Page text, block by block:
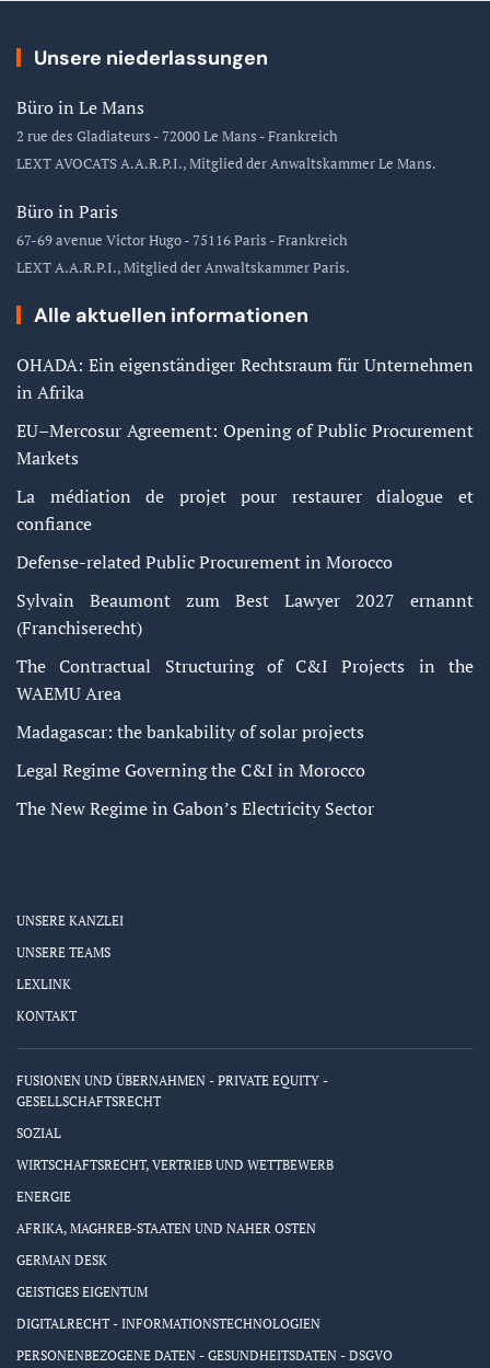
Unsere niederlassungen
Büro in Le Mans
2 rue des Gladiateurs - 72000 Le Mans - Frankreich
LEXT AVOCATS A.A.R.P.I., Mitglied der Anwaltskammer Le Mans.
Büro in Paris
67-69 avenue Victor Hugo - 75116 Paris - Frankreich
LEXT A.A.R.P.I., Mitglied der Anwaltskammer Paris.
Alle aktuellen informationen
OHADA: Ein eigenständiger Rechtsraum für Unternehmen
in Afrika
EU–Mercosur Agreement: Opening of Public Procurement
Markets
La médiation de projet pour restaurer dialogue et
confiance
Defense-related Public Procurement in Morocco
Sylvain Beaumont zum Best Lawyer 2027 ernannt
(Franchiserecht)
The Contractual Structuring of C&I Projects in the
WAEMU Area
Madagascar: the bankability of solar projects
Legal Regime Governing the C&I in Morocco
The New Regime in Gabon’s Electricity Sector
UNSERE KANZLEI
UNSERE TEAMS
LEXLINK
KONTAKT
FUSIONEN UND ÜBERNAHMEN - PRIVATE EQUITY -
GESELLSCHAFTSRECHT
SOZIAL
WIRTSCHAFTSRECHT, VERTRIEB UND WETTBEWERB
ENERGIE
AFRIKA, MAGHREB-STAATEN UND NAHER OSTEN
GERMAN DESK
GEISTIGES EIGENTUM
DIGITALRECHT - INFORMATIONSTECHNOLOGIEN
PERSONENBEZOGENE DATEN - GESUNDHEITSDATEN - DSGVO